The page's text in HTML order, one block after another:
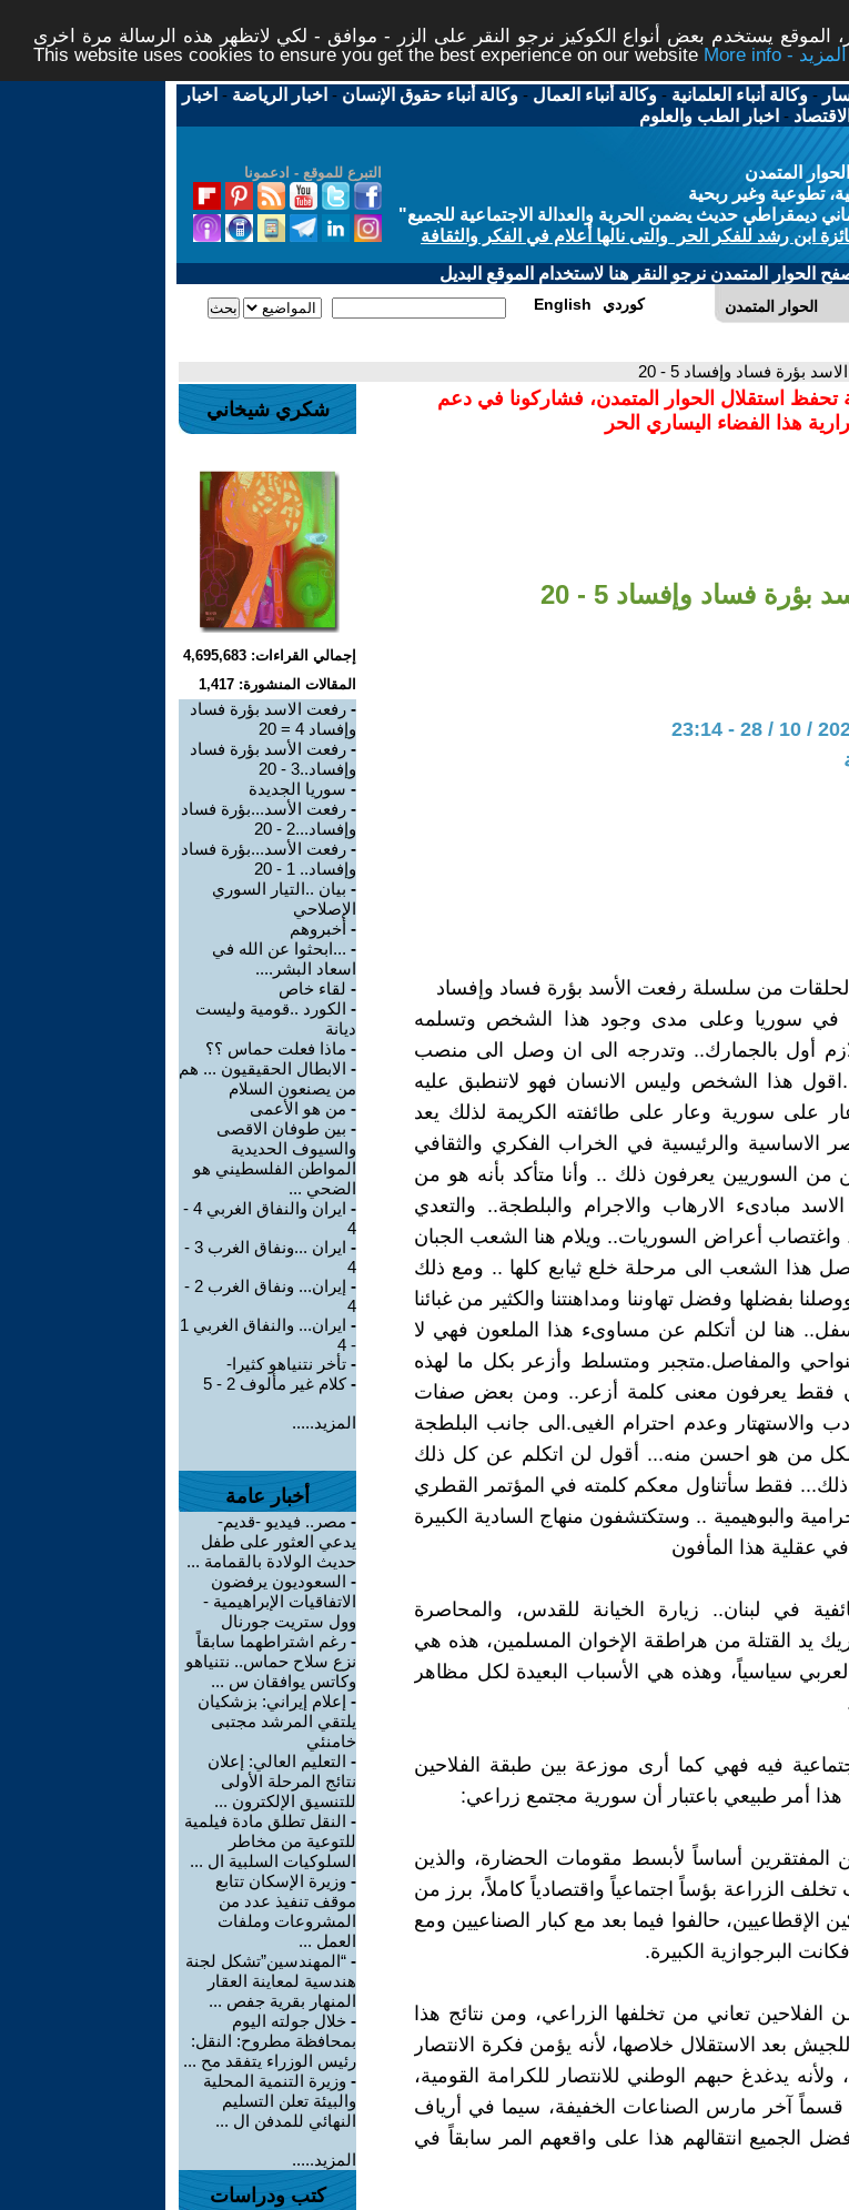
الموقع يستخدم بعض أنواع الكوكيز نرجو النقر على الزر - موافق - لكي لاتظهر هذه الرسالة مرة اخرى -
This website uses cookies to ensure you get the best experience on our website
More info - المزيد
-وكالة أنباء العلمانية -وكالة أنباء العمال -وكالة أنباء حقوق الإنسان - اخبار الرياضة - اخبار
الاقتصاد - اخبار الطب والعلوم
التبرع للموقع - ادعمونا
المتمدن
تطوعية وغير ربحية
ديمقراطي حديث يضمن الحرية والعدالة الاجتماعية للجميع"
ابن رشد للفكر الحر والتى نالها أعلام في الفكر والثقافة
الحوار المتمدن نرجو النقر هنا لاستخدام الموقع البديل
الحوار المتمدن English كوردي
بؤرة فساد وإفساد 5 - 20
تحفظ استقلال الحوار المتمدن، فشاركونا في دعم
هذا الفضاء اليساري الحر
فساد وإفساد 5 - 20
من سلسلة رفعت الأسد بؤرة فساد وإفساد
في سوريا وعلى مدى وجود هذا الشخص وتسلمه
أول بالجمارك.. وتدرجه الى ان وصل الى منصب
هذا الشخص وليس الانسان فهو لاتنطبق عليه
على سورية وعار على طائفته الكريمة لذلك يعد
الاساسية والرئيسية في الخراب الفكري والثقافي
من السوريين يعرفون ذلك .. وأنا متأكد بأنه هو من
مبادىء الارهاب والاجرام والبلطجة.. والتعدي
أعراض السوريات.. ويلام هنا الشعب الجبان
هذا الشعب الى مرحلة خلع ثيابع كلها .. ومع ذلك
بفضلها وفضل تهاوننا ومداهنتنا والكثير من غبائنا
هنا لن أتكلم عن مساوىء هذا الملعون فهي لا
والمفاصل.متجبر ومتسلط وأزعر بكل ما لهذه
فقط يعرفون معنى كلمة أزعر.. ومن بعض صفات
والاستهتار وعدم احترام الغيى.الى جانب البلطجة
لكل من هو احسن منه... أقول لن اتكلم عن كل ذلك
فقط سأتناول معكم كلمته في المؤتمر القطري
والبوهيمية .. وستكتشفون منهاج السادية الكبيرة
في عقلية هذا المأفون
في لبنان.. زيارة الخيانة للقدس، والمحاصرة
يد القتلة من هراطقة الإخوان المسلمين، هذه هي
سياسياً، وهذه هي الأسباب البعيدة لكل مظاهر
فيه فهي كما أرى موزعة بين طبقة الفلاحين
هذا أمر طبيعي باعتبار أن سورية مجتمع زراعي:
المفتقرين أساساً لأبسط مقومات الحضارة، والذين
الزراعة بؤساً اجتماعياً واقتصادياً كاملاً، برز من
الإقطاعيين، حالفوا فيما بعد مع كبار الصناعيين ومع
البرجوازية الكبيرة.
الفلاحين تعاني من تخلفها الزراعي، ومن نتائج هذا
بعد الاستقلال خلاصها، لأنه يؤمن فكرة الانتصار
ولأنه يدغدغ حبهم الوطني للانتصار للكرامة القومية،
قسماً آخر مارس الصناعات الخفيفة، سيما في أرياف
انتقالهم هذا على واقعهم المر سابقاً في
شكري شيخاني
إجمالي القراءات: 4,695,683
المقالات المنشورة: 1,417
- رفعت الاسد بؤرة فساد
وإفساد 4 = 20
- رفعت الأسد بؤرة فساد
وإفساد..3 - 20
- سوريا الجديدة
- رفعت الأسد...بؤرة فساد
وإفساد...2 - 20
- رفعت الأسد...بؤرة فساد
وإفساد.. 1 - 20
- بيان ..التيار السوري
الإصلاحي
- أخبروهم
- ...ابحثوا عن الله في
اسعاد البشر....
- لقاء خاص
- الكورد ..قومية وليست
ديانة
- ماذا فعلت حماس ؟؟
- الابطال الحقيقيون ... هم
من يصنعون السلام
- من هو الأعمى
- بين طوفان الاقصى
والسيوف الحديدية
المواطن الفلسطيني هو
الضحي ...
-
ايران والنفاق الغربي 4 -
4
-
ايران ...ونفاق الغرب 3 -
4
-
إيران... ونفاق الغرب 2 -
4
-
ايران... والنفاق الغربي 1
- 4
- تأخر نتنياهو كثيرا-
-كلام غير مألوف 2 - 5
المزيد.....
أخبار عامة
- مصر.. فيديو -قديم-
يدعي العثور على طفل
حديث الولادة بالقمامة ...
- السعوديون يرفضون
الاتفاقيات الإبراهيمية -
وول ستريت جورنال
- رغم اشتراطهما سابقاً
نزع سلاح حماس.. نتنياهو
وكاتس يوافقان س ...
- إعلام إيراني: بزشكيان
يلتقي المرشد مجتبى
خامنئي
- التعليم العالي: إعلان
نتائج المرحلة الأولى
للتنسيق الإلكترون ...
- النقل تطلق مادة فيلمية
للتوعية من مخاطر
السلوكيات السلبية ال ...
- وزيرة الإسكان تتابع
موقف تنفيذ عدد من
المشروعات وملفات
العمل ...
- “المهندسين”تشكل لجنة
هندسية لمعاينة العقار
المنهار بقرية جفص ...
- خلال جولته اليوم
بمحافظة مطروح: النقل:
رئيس الوزراء يتفقد مح ...
- وزيرة التنمية المحلية
والبيئة تعلن التسليم
النهائي للمدفن ال ...
المزيد.....
كتب ودراسات